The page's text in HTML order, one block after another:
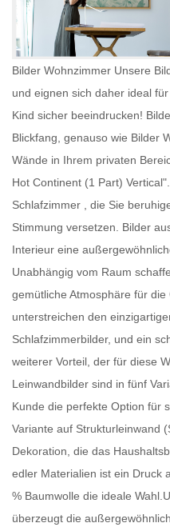
Bilder Wohnzimmer Unsere
und eignen sich daher ideal
Kind sicher beeindrucken!
Blickfang, genauso wie Bilder
Wände in Ihrem privaten
Hot Continent (1 Part)
Schlafzimmer , die Sie
Stimmung versetzen. Bilder
Interieur eine
Unabhängig vom Raum
gemütliche Atmosphäre für
unterstreichen den
Schlafzimmerbilder, und ein
weiterer Vorteil, der für diese
Leinwandbilder sind in fünf
Kunde die perfekte Option für
Variante auf Strukturleinwand
Dekoration, die das
edler Materialien ist ein Druck
% Baumwolle die ideale
überzeugt die